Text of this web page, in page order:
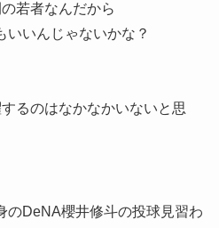
若者なんだから
いいんじゃないかな？
るのはなかなかいないと思
のDeNA櫻井修斗の投球見習わ